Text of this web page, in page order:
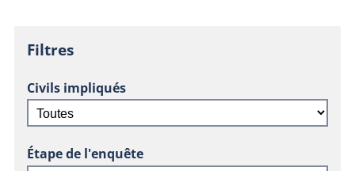
Filtres
Civils impliqués
Étape de l'enquête